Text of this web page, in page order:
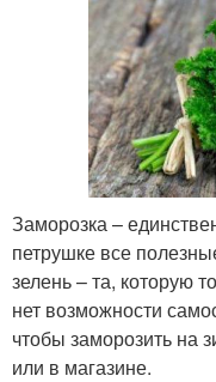
Заморозка –
петрушке все
зелень – та, которую
нет возможности
чтобы заморозить на
или в магазине.